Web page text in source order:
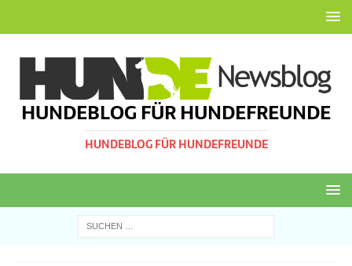
HUNDEBLOG FÜR HUNDEFREUNDE
HUNDEBLOG FÜR HUNDEFREUNDE